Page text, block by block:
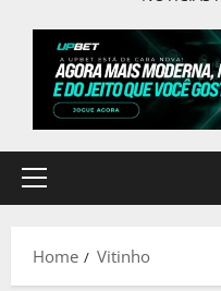
Primary
Home Vitinho